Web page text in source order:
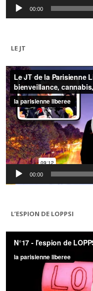
00:00
LE JT
Lecteur
vidéo
00:00
L’ESPION DE LOPPSI
Lecteur
vidéo